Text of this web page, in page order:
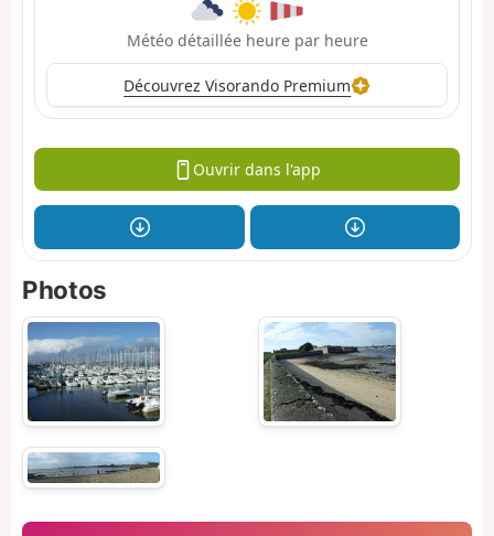
Météo détaillée heure par heure
Découvrez Visorando Premium
Ouvrir dans l'app
Photos